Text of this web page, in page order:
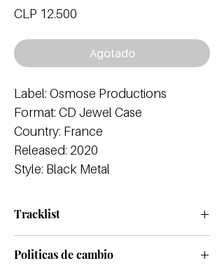
CLP 12.500
Agotado
Label: Osmose Productions
Format: CD Jewel Case
Country: France
Released: 2020
Style: Black Metal
Tracklist
2 .- Feis Mor Tir Na N'Og (Across The North Sea
Politicas de cambio